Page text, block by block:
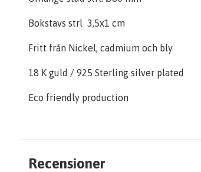
Bokstavs strl 3,5x1 cm
Fritt från Nickel, cadmium och bly
18 K guld / 925 Sterling silver plated
Eco friendly production
Recensioner